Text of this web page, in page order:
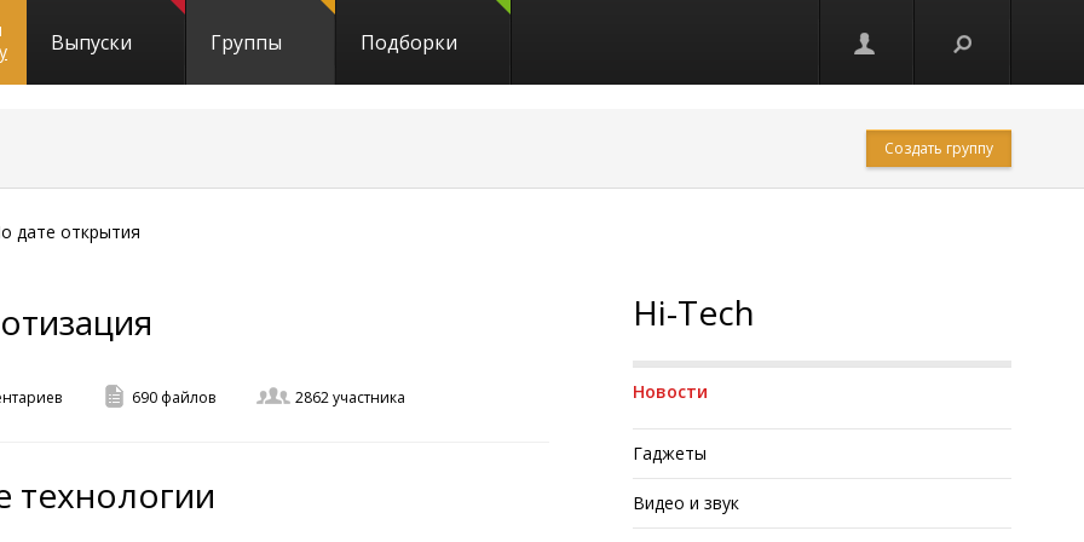
Выпуски Группы Подборки
Создать группу
дате открытия
690 файлов 2862участника
технологии
Hi-Tech
Новости
Гаджеты
Видео и звук